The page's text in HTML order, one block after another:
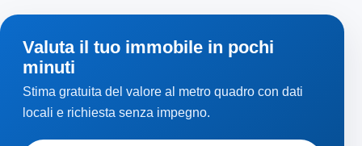
Valuta il tuo immobile in pochi
minuti
Stima gratuita del valore al metro quadro con dati
locali e richiesta senza impegno.